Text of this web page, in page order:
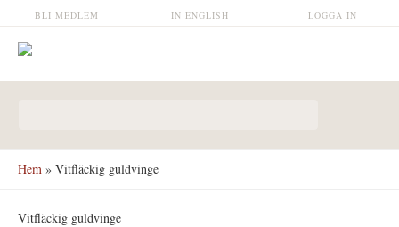
Hoppa till huvudinnehåll LOGGA IN
IN ENGLISH
BLI MEDLEM
Hem » Vitfläckig guldvinge
Vitfläckig guldvinge